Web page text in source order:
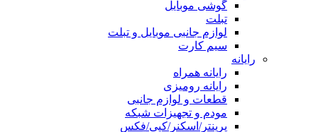
گوشی موبایل
تبلت
لوازم جانبی موبایل و تبلت
سیم کارت
رایانه
رایانه همراه
رایانه رومیزی
قطعات و لوازم جانبی
مودم و تجهیزات شبکه
پرینتر/اسکنر/کپی/فکس